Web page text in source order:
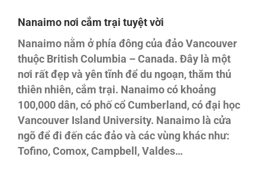
Nanaimo nơi cắm trại tuyệt vời
Nanaimo nằm ở phía đông của đảo Vancouver
thuộc British Columbia – Canada. Đây là một
nơi rất đẹp và yên tĩnh để du ngoạn, thăm thú
thiên nhiên, cắm trại. Nanaimo có khoảng
100,000 dân, có phố cổ Cumberland, có đại học
Vancouver Island University. Nanaimo là cửa
ngõ để đi đến các đảo và các vùng khác như:
Tofino, Comox, Campbell, Valdes…